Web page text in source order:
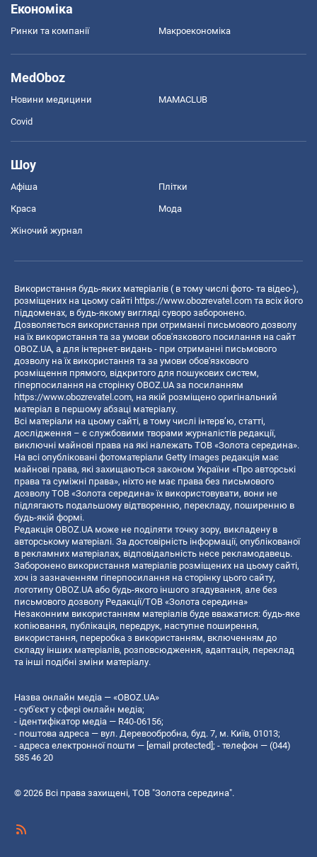
Економіка
Ринки та компанії Макроекономіка
MedOboz
Новини медицини MAMACLUB
Covid
Шоу
Афіша Плітки
Краса Мода
Жіночий журнал
Використання будь-яких матеріалів ( в тому числі фото- та відео-),
розміщених на цьому сайті https://www.obozrevatel.com та всіх його
піддоменах, в будь-якому вигляді суворо заборонено.
Дозволяється використання при отриманні письмового дозволу
на їх використання та за умови обов'язкового посилання на сайт
OBOZ.UA, а для інтернет-видань - при отриманні письмового
дозволу на їх використання та за умови обов'язкового
розміщення прямого, відкритого для пошукових систем,
гіперпосилання на сторінку OBOZ.UA за посиланням
https://www.obozrevatel.com, на якій розміщено оригінальний
матеріал в першому абзаці матеріалу.
Всі матеріали на цьому сайті, в тому числі інтерв’ю, статті,
дослідження – є службовими творами журналістів редакції,
виключні майнові права на які належать ТОВ «Золота середина».
На всі опубліковані фотоматеріали Getty Images редакція має
майнові права, які захищаються законом України «Про авторські
права та суміжні права», ніхто не має права без письмового
дозволу ТОВ «Золота середина» їх використовувати, вони не
підлягають подальшому відтворенню, перекладу, поширенню в
будь-якій формі.
Редакція OBOZ.UA може не поділяти точку зору, викладену в
авторському матеріалі. За достовірність інформації, опублікованої
в рекламних матеріалах, відповідальність несе рекламодавець.
Заборонено використання матеріалів розміщених на цьому сайті,
хоч із зазначенням гіперпосилання на сторінку цього сайту,
логотипу OBOZ.UA або будь-якого іншого згадування, але без
письмового дозволу Редакції/ТОВ «Золота середина»
Незаконним використанням матеріалів буде вважатися: будь-яке
копiювання, публiкацiя, передрук, наступне поширення,
використання, переробка з використанням, включенням до
складу інших матеріалів, розповсюдження, адаптація, переклад
та інші подібні зміни матеріалу.
Назва онлайн медіа — «OBOZ.UA»
- суб'єкт у сфері онлайн медіа;
- ідентифікатор медіа — R40-06156;
- поштова адреса — вул. Деревообробна, буд. 7, м. Київ, 01013;
- адреса електронної пошти — [email protected]; - телефон — (044)
585 46 20
© 2026 Всі права захищені, ТОВ "Золота середина".